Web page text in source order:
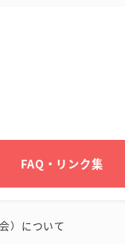
FAQ・リンク集
）について